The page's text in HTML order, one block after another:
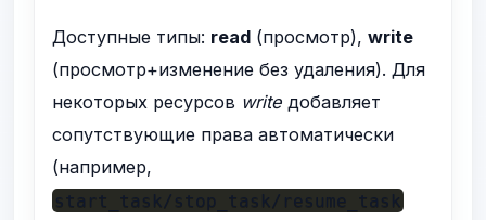
Доступные типы: read (просмотр),write
(просмотр+изменение без удаления). Для
некоторых ресурсов write добавляет
сопутствующие права автоматически
(например,
start_task/stop_task/resume_task